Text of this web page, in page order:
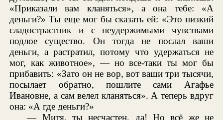
«Приказали вам кланяться», а она тебе: «А
деньги?» Ты еще мог бы сказать ей: «Это низкий
сладострастник и с неудержимыми чувствами
подлое существо. Он тогда не послал ваши
деньги, а растратил, потому что удержаться не
мог, как животное», — но все-таки ты мог бы
прибавить: «Зато он не вор, вот ваши три тысячи,
посылает обратно, пошлите сами Агафье
Ивановне, а сам велел кланяться». А теперь вдруг
она: «А где деньги?»
— Митя, ты несчастен, да! Но всё же не